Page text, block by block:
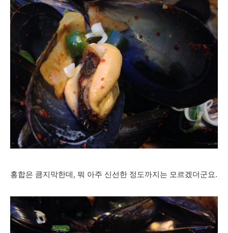
홍합은 큼지막한데, 뭐 아주 신선한 정도까지는 모르겠더군요.